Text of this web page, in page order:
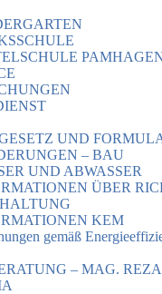
UND
– BAU
UND ABWASSER
ÜBER
KEM
gemäß
– MAG.